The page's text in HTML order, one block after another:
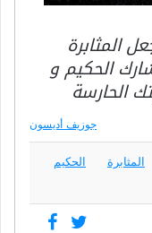
المثابرة
الحكيم و
الحارسة
جوزيف أديسون
المثابرة
الحكيم